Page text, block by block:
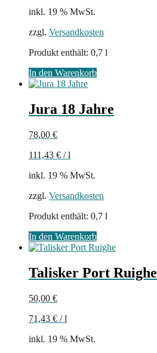
inkl. 19 % MwSt.
zzgl. Versandkosten
Produkt enthält: 0,7 l
In den Warenkorb
Jura 18 Jahre
78,00 €
111,43 € /l
inkl. 19 % MwSt.
zzgl. Versandkosten
Produkt enthält: 0,7 l
In den Warenkorb
Talisker Port Ruighe
50,00 €
71,43 € /l
inkl. 19 % MwSt.